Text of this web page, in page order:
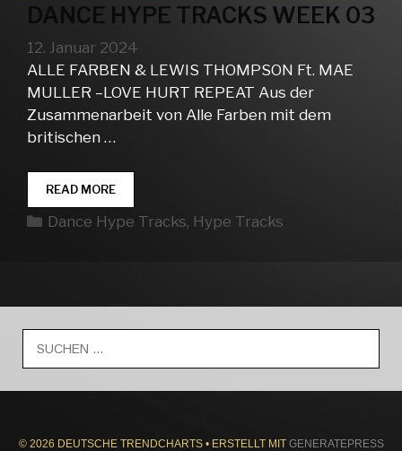
DANCE HYPE TRACKS WEEK 03
12. Januar 2024
ALLE FARBEN & LEWIS THOMPSON Ft. MAE
MULLER –LOVE HURT REPEAT Aus der
Zusammenarbeit von Alle Farben mit dem
britischen …
READ MOREDANCE
HYPE
TRACKS
Kategorien
Dance Hype Tracks, Hype Tracks
nach:
© 2026 DEUTSCHE TRENDCHARTS• ERSTELLT MIT GENERATEPRESS